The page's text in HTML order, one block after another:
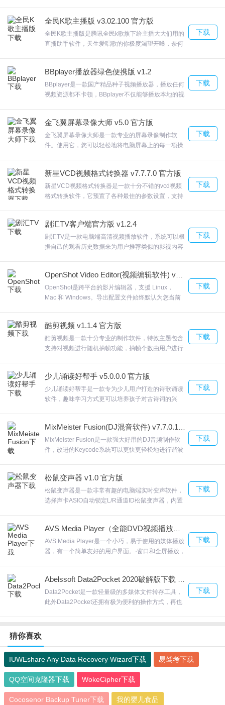
即体验] ，就可以使用迅雷影音啦。
1.最高可将宽带提速至100M，播放视频不再卡顿，瞬间缓冲完成
2.2修复了一部分电影和动画电影只有一集仍需要选择集数的问题
3.设置面板菜单排版优化
西、安徽、湖南、重庆、浙江、宁夏、四川、海南、山东、西藏、
天津、贵州、北京、云南、甘肃、陕西、黑龙江、新疆、辽宁(仅沈
5.1更新了右侧树可显示层数，找片子更方便
6.加速条件：
7.右侧树下载宝节点内视频分类展示，播放更方便
9.全面支持普通显示器和VR头盔播放VR视频
10.画面比例增加支持21:9
12.个人中心面板优化
13.1.27
14.1.21.4053
16.修复若干bug
17.修复若干bug
18.电信带宽在30M以下，联通(暂北京)带宽在100M以下，同时宽带
19.收藏列表增加订阅内容
20.快鸟试用条件：非白金会员使用迅雷影音播片库看看视频 ，播放
21.功能优化
22.新增播放时点击视频，是否暂停播放选项
23.(注：以迅雷快鸟官网为准)
25.小黄条不挤压视频
26.福建、安徽、湖北、海南、江西、重庆、新疆支持可提速的电信
光纤和ADSL，其他省份仅支持可提速光纤
27.快鸟使用条件：白金会员及以上免费使用迅雷快鸟加速。
28.右侧树新增“VR视频”与“互动VR视频游戏”节点，丰富在线VR视
频资源任你播放
录制的屏幕内容可以导出各种格式，欢迎来合众软件
园下载体验。
全民K歌主播版 v3.02.100 官方版
全民K歌主播版是腾讯全民k歌旗下给主播大大们用的
直播助手软件，天生爱唱歌的你极度渴望开嗓，奈何
一把。让你视听并用，欣赏作品又多了一个新乐子!全
民K歌主播版作品保存和发布。欢迎来合众软件园下
载体验。
下载
BBplayer播放器绿色便携版 v1.2
BBplayer是一款国产精品种子视频播放器，播放任何
视频资源都不卡顿，BBplayer不仅能够播放本地的视
软件园下载体验。
下载
金飞翼屏幕录像大师 v5.0 官方版
金飞翼屏幕录像大师是一款专业的屏幕录像制作软
件。使用它，您可以轻松地将电脑屏幕上的每一项操
幕录像大师支持启动程序后自动录像，建议设置全屏
自动录制，欢迎来合众软件园下载体验。
下载
新星VCD视频格式转换器 v7.7.7.0 官方版
新星VCD视频格式转换器是一款十分不错的vcd视频
格式转换软件，它预置了各种最佳的参数设置，支持
式。新星VCD视频格式转换器软件界面美观，操作简
单，无需额外学习，任何人都可以轻松操作。欢迎来
合众软件园下载体验。
下载
剧汇TV客户端官方版 v1.2.4
剧汇TV是一款电脑端高清视频播放软件，系统可以根
据自己的观看历史数据来为用户推荐类似的影视内容
藏，欢迎来合众软件园下载体验。
下载
OpenShot是跨平台的影片编辑器，支援 Linux，
Mac 和 Windows。导出配置文件始终默认为您当前
焦滑块，此滑块将调整时间轴的时间范围。欢迎来合
众软件园下载体验。
下载
酷剪视频 v1.1.4 官方版
酷剪视频是一款十分专业的制作软件，特效主题包含
支持对视频进行随机抽帧功能，抽帧个数由用户进行
园下载体验。
下载
少儿诵读好帮手 v5.0.0.0 官方版
少儿诵读好帮手是一款专为少儿用户打造的诗歌诵读
软件，趣味学习方式更可以培养孩子对古诗词的兴
众软件园下载体验。
下载
MixMeister Fusion是一款强大好用的DJ音频制作软
件，改进的Keycode系统可以更快更轻松地进行谐波
控制器的连接来扩展。欢迎来合众软件园下载体验。
下载
松鼠变声器 v1.0 官方版
松鼠变声器是一款非常有趣的电脑端实时变声软件，
选择声卡ASIO自动锁定L/R通道ID松鼠变声器，内置
合众软件园下载体验。
下载
AVS Media Player是一个小巧，易于使用的媒体播放
器，有一个简单友好的用户界面。·窗口和全屏播放，
Flash的功能，欢迎来合众软件园下载体验。
下载
Data2Pocket是一款轻量级的多媒体文件转存工具，
此外Data2Pocket还拥有极为便利的操作方式，再也
下载
猜你喜欢
IUWEshare Any Data Recovery Wizard下载 易驾考下载
QQ空间克隆器下载 WokeCipher下载
Cocosenor Backup Tuner下载 我的婴儿食品